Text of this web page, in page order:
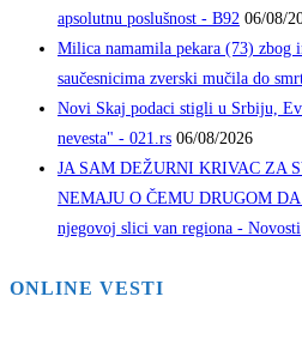
apsolutnu poslušnost - B92 06/08/
Milica namamila pekara (73) zbog
saučesnicima zverski mučila do
Novi Skaj podaci stigli u Srbiju,
nevesta" - 021.rs 06/08/2026
JA SAM DEŽURNI KRIVAC ZA
NEMAJU O ČEMU DRUGOM DA
njegovoj slici van regiona - Novosti
ONLINE VESTI